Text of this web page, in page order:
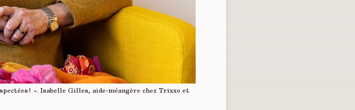
! ». Isabelle Gilles, aide-méangère chez Trixxo et